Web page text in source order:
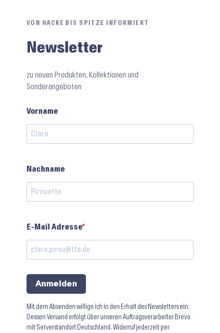
VON HACKE BIS SPITZE INFORMIERT
Newsletter
zu neuen Produkten, Kollektionen und
Sonderangeboten
Vorname
Nachname
E-Mail Adresse
Anmelden
Mit dem Absenden willige ich in den Erhalt des Newsletters ein.
Dessen Versand erfolgt über unseren Auftragsverarbeiter Brevo
mit Serverstandort Deutschland. Widerruf jederzeit per